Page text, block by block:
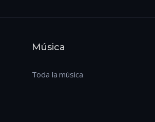
Música
Toda la música